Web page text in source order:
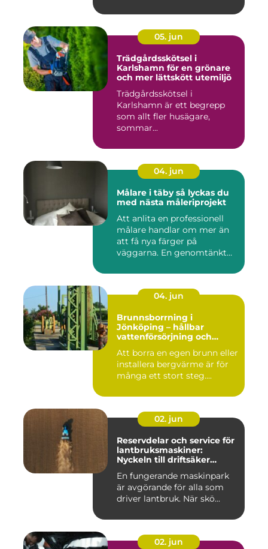
05. jun
Trädgårdsskötsel i
Karlshamn för en grönare
och mer lättskött utemiljö
Trädgårdsskötsel i
Karlshamn är ett begrepp
som allt fler husägare,
sommar...
04. jun
Målare i täby så lyckas du
med nästa måleriprojekt
Att anlita en professionell
målare handlar om mer än
att få nya färger på
väggarna. En genomtänkt
04. jun
Brunnsborrning i
Jönköping – hållbar
vattenförsörjning och
Att borra en egen brunn eller
installera bergvärme är för
många ett stort steg....
02. jun
Reservdelar och service för
lantbruksmaskiner:
Nyckeln till driftsäker
En fungerande maskinpark
är avgörande för alla som
driver lantbruk. När skö...
02. jun